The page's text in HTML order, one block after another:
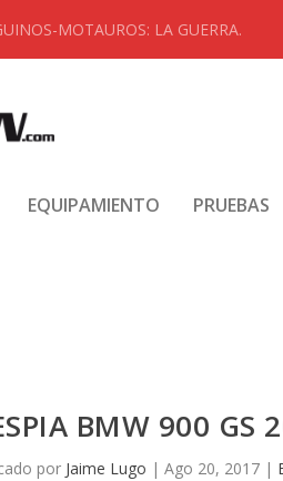
MOTAUROS: LA GUERRA.
EQUIPAMIENTO PRUEBAS
BMW 900 GS
por Jaime Lugo | Ago 20, 2017|